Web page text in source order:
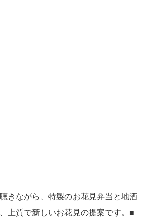
きながら、特製のお花見弁当と地酒
上質で新しいお花見の提案です。■